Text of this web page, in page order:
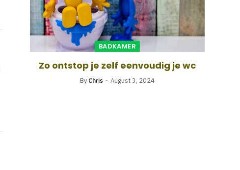
BADKAMER
Zo ontstop je zelf eenvoudig je wc
By Chris August 3, 2024